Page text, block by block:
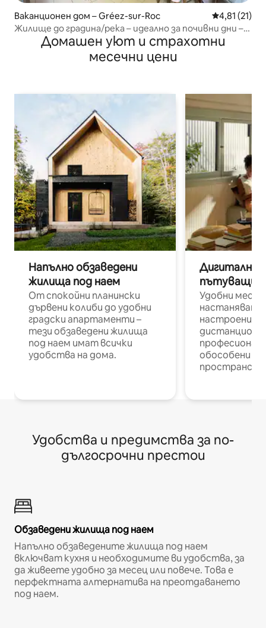
Ваканционен дом – Gréez-sur-Roc Средна
4,81 (21)
Жилище до градина/река – идеално за почивни дни –
етап – олимпийски игри
Домашен уют и страхотни
месечни цени
Напълно обзаведени
жилища под наем
От спокойни планински
дървени колиби до удобни
градски апартаменти –
тези обзаведени жилища
под наем имат всички
удобства на дома.
Дигитални
пътуващи
Удобни
настаняване
настроени и
обособени
Удобства и предимства за по-
дългосрочни престои
Обзаведени жилища под наем
Напълно обзаведените жилища под наем
включват кухня и необходимите ви удобства, за
да живеете удобно за месец или повече. Това е
перфектната алтернатива на преотдаването
под наем.